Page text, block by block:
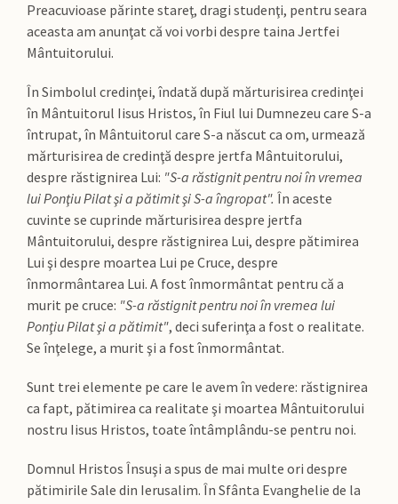
Preacuvioase părinte stareţ, dragi studenţi, pentru seara
aceasta am anunţat că voi vorbi despre taina Jertfei
Mântuitorului.
În Simbolul credinţei, îndată după mărturisirea credinţei
în Mântuitorul Iisus Hristos, în Fiul lui Dumnezeu care S-a
întrupat, în Mântuitorul care S-a născut ca om, urmează
mărturisirea de credinţă despre jertfa Mântuitorului,
despre răstignirea Lui: "S-a răstignit pentru noi în vremea
lui Ponţiu Pilat şi a pătimit şi S-a îngropat". În aceste
cuvinte se cuprinde mărturisirea despre jertfa
Mântuitorului, despre răstignirea Lui, despre pătimirea
Lui şi despre moartea Lui pe Cruce, despre
înmormântarea Lui. A fost înmormântat pentru că a
murit pe cruce: "S-a răstignit pentru noi în vremea lui
Ponţiu Pilat şi a pătimit", deci suferinţa a fost o realitate.
Se înţelege, a murit şi a fost înmormântat.
Sunt trei elemente pe care le avem în vedere: răstignirea
ca fapt, pătimirea ca realitate şi moartea Mântuitorului
nostru Iisus Hristos, toate întâmplându-se pentru noi.
Domnul Hristos Însuşi a spus de mai multe ori despre
pătimirile Sale din Ierusalim. În Sfânta Evanghelie de la